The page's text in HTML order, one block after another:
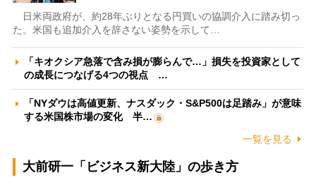
日米両政府が、約28年ぶりとなる円買いの協調介入に踏み切っ
た。米国も追加介入を辞さない姿勢を示して…
「キオクシア急落で含み損が膨らんで…」損失を投資家として
の成長につなげる4つの視点 …
「NYダウは高値更新、ナスダック・S&P500は足踏み」が意味
する米国株市場の変化 半…
一覧を見る
大前研一「ビジネス新大陸」の歩き方